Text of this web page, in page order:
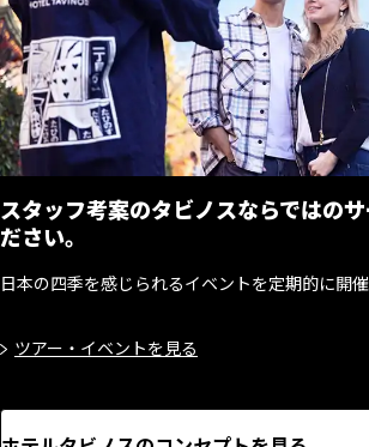
スタッフ考案のタビノスならではの
ださい。
日本の四季を感じられるイベントを定期的に開催
ツアー・イベントを​見る